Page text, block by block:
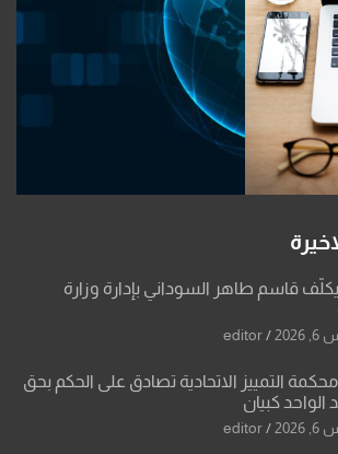
يكلّف قاسم طاهر السوداني بإدارة وزارة
editor
التمييز الاتحادية تصادق على الحكم بحق
الواحد كبيان
editor